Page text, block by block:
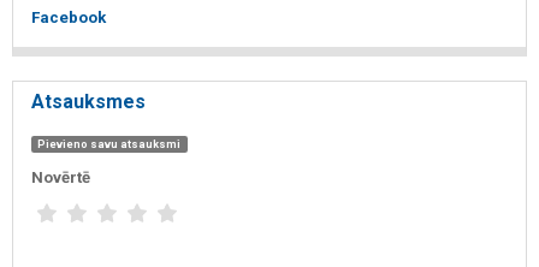
Facebook
Atsauksmes
Pievieno savu atsauksmi
Novērtē